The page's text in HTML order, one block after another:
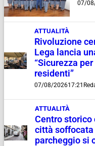
07/
ATTUALITÀ
Rivoluzione
Lega lancia
“Sicurezza
residenti”
07/08/202617:21
ATTUALITÀ
Centro storico
città soffocata
parcheggio si